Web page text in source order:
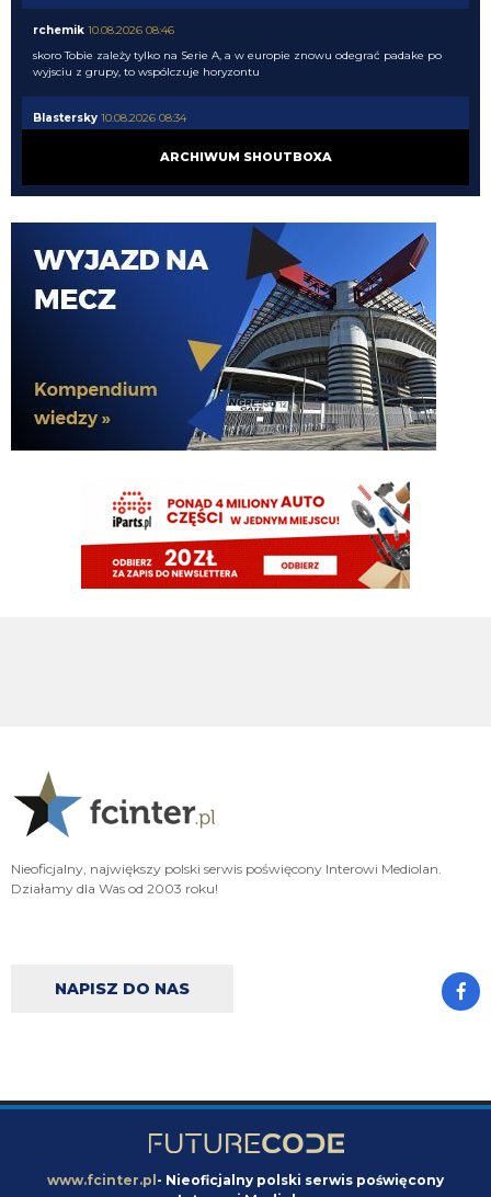
rchemik 10.08.2026 08:46
skoro Tobie zależy tylko na Serie A, a w europie znowu odegrać padake po
wyjsciu z grupy, to wspólczuje horyzontu
Blastersky 10.08.2026 08:34
jesteśmy Zdecydowanym faworytem do wygrania ligi na ten moment mimo
kolejny wynalazek z Ligue 1... dajcie spokój
Rebelde 10.08.2026 07:57
Patrzac na jego statystki, bardziej 2,5mln
Tifosinho 10.08.2026 07:54
Zgaduję, że wyceniany na 25mln euro
timon 10.08.2026 07:33
bocznego obrońcy, Lamine Sy. 🇫🇷
10.08.2026 07:32
Maszyna losująca uległa awarii podobno, więc Ausilio wrócił do tego co
potrafi najlepiej
VVujek
Do Endra jak ktoś mówi uwierz w siebie , to on pyta czy może uwierzyć w
kogoś innego xd
Jedyny człowiek który nie ma szacunku nawet sam do siebie
Miłośnik i wielbiciel wielkich murzynów sidibe singo pepe a teraz Norton
I dalej chcą, a ty kretynie chciałes sidibe i pepe
ARCHIWUM SHOUTBOXA
Nieoficjalny, największy polski serwis poświęcony Interowi Mediolan.
Działamy dla Was od 2003 roku!
NAPISZ DO NAS
www.fcinter.pl- Nieoficjalny polski serwis poświęcony